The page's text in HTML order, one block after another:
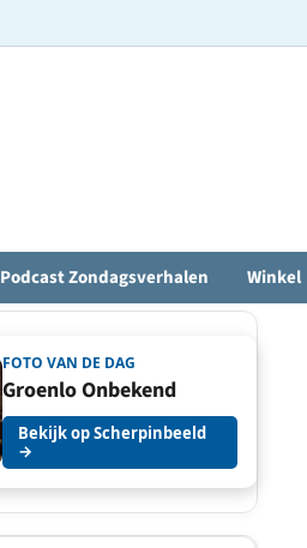
Podcast Zondagsverhalen Winkel
FOTO VAN DE DAG
Groenlo Onbekend
Bekijk op Scherpinbeeld
→